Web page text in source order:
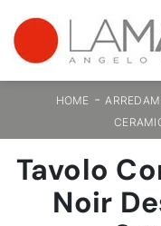
HOME -
Tavolo
Noir